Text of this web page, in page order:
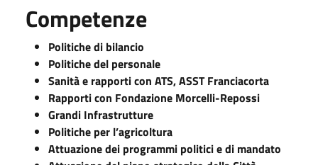
Competenze
Politiche di bilancio
Politiche del personale
Sanità e rapporti con ATS, ASST Franciacorta
Rapporti con Fondazione Morcelli-Repossi
Grandi Infrastrutture
Politiche per l’agricoltura
Attuazione dei programmi politici e di mandato